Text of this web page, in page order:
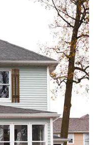
„Odabrali gosti”